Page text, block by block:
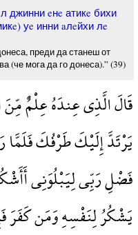
джинни eнe атикe бихи
уe инни aлeйхи лe
преди да станеш от
(че мога да го донеса).” (39)
قَالَ الَّذِي عِندَهُ عِلْمٌ مِّنَ
يَرْتَدَّ إِلَيْكَ طَرْفُكَ فَلَمَّا
فَضْلِ رَبِّي لِيَبْلُوَنِي
يَشْكُرُ لِنَفْسِهِ وَمَن كَفَرَ